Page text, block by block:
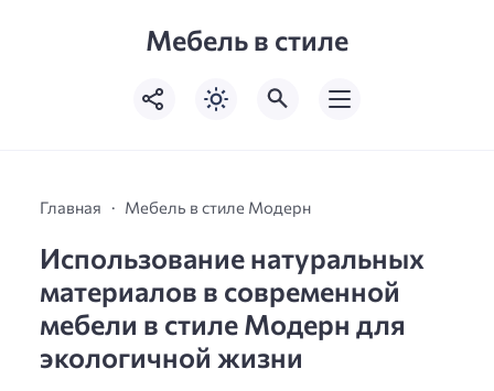
Мебель в стиле
Главная Мебель в стиле Модерн
Использование натуральных
материалов в современной
мебели в стиле Модерн для
экологичной жизни